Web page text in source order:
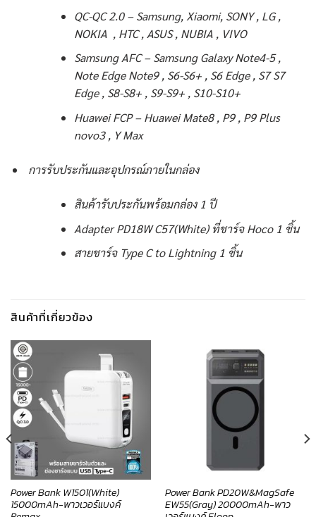
QC-QC 2.0 – Samsung, Xiaomi, SONY , LG ,
NOKIA , HTC , ASUS , NUBIA , VIVO
Samsung AFC – Samsung Galaxy Note4-5 ,
Note Edge Note9 , S6-S6+ , S6 Edge , S7 S7
Edge , S8-S8+ , S9-S9+ , S10-S10+
Huawei FCP – Huawei Mate8 , P9 , P9 Plus
novo3 , Y Max
การรับประกันและอุปกรณ์ภายในกล่อง
สินค้ารับประกันพร้อมกล่อง 1 ปี
Adapter PD18W C57(White) ที่ชาร์จ Hoco 1 ชิ้น
สายชาร์จ Type C to Lightning 1 ชิ้น
สินค้าที่เกี่ยวข้อง
Power Bank W1501(White)
15000mAh-พาวเวอร์แบงค์
Power Bank PD20W&MagSafe
EW55(Gray) 20000mAh-พาว